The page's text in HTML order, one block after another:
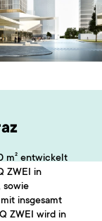
m² entwickelt
ZWEI in
sowie
insgesamt
ZWEI wird in